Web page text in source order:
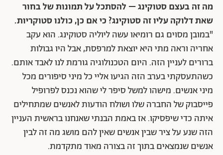
מה זה בעצם סטוקינג – להסתכל על תמונות של בחור
שאת דלוקה עליו זה סטוקינג? כי אם כן, כולנו סטוקריות.
"במובן מסוים גם רומיאו עשה ליוליה סטוקינג. הוא עקב
אחריה וראה מתי היא יוצאת למרפסת, אבל היו גבולות
ברורים לעניין הזה. היום הטכנולוגיה גורמת לנו לאבד אותם.
כשהתעסקתי בערב הזה הגיעו אליי כל מיני סיפורים מכל
מיני אנשים. מישהו למשל סיפר לי שהוא נכנס לפרופיל
פייסבוק של החברה שלו ושולח הודעות לאנשים שמתחילים
איתה כדי שיפסיקו. אז באמת הבנתי שאנחנו בראשית העניין
הזה שנע על ציר שבין אנשים שאין להם מושג מה זה לבין
אנשים שנמצאים בתוך זה בצורה מאוד מתקדמת.